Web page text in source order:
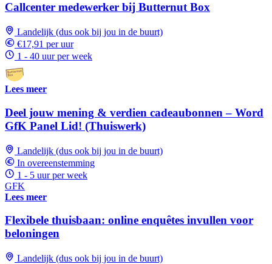
Callcenter medewerker bij Butternut Box
Landelijk (dus ook bij jou in de buurt)
€17,91 per uur
1 - 40 uur per week
Lees meer
Deel jouw mening & verdien cadeaubonnen – Word
GfK Panel Lid! (Thuiswerk)
Landelijk (dus ook bij jou in de buurt)
In overeenstemming
1 - 5 uur per week
GFK
Lees meer
Flexibele thuisbaan: online enquêtes invullen voor
beloningen
Landelijk (dus ook bij jou in de buurt)